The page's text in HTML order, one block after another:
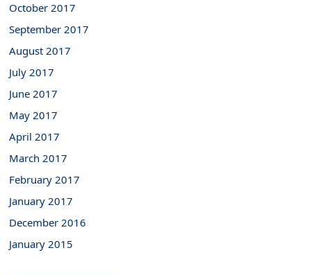
October 2017
September 2017
August 2017
July 2017
June 2017
May 2017
April 2017
March 2017
February 2017
January 2017
December 2016
January 2015